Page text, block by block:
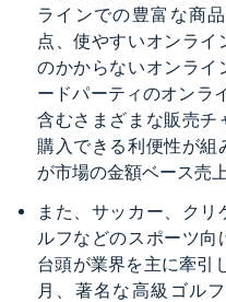
ラインでの豊富な商
点、使やすいオンラ
のかからないオンライ
ードパーティのオンラ
含むさまざまな販売チ
購入できる利便性が組
が市場の金額ベース売
また、サッカー、ク
ルフなどのスポーツ
台頭が業界を主に牽引
月、著名な高級ゴル